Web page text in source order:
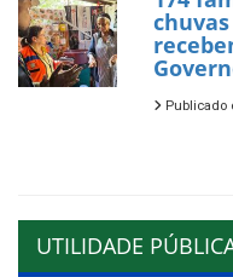
Publicado
UTILIDADE